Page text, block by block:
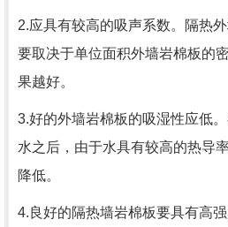
2.应具有较高的吸声系数。隔热
要取决于单位面积外墙岩棉板的
果越好。
3.好的外墙岩棉板的吸湿性应低
水之后，由于水具有较高的热导
降低。
4.良好的隔热墙岩棉板要具有高强